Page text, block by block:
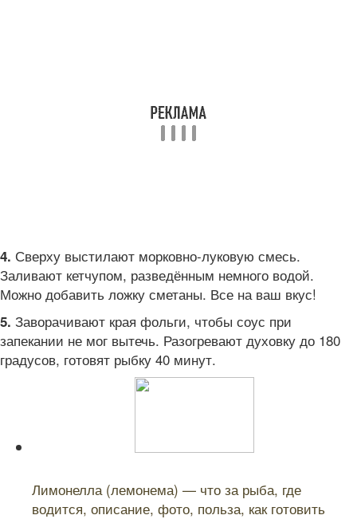
4. Сверху выстилают морковно-луковую смесь.
Заливают кетчупом, разведённым немного водой.
Можно добавить ложку сметаны. Все на ваш вкус!
5. Заворачивают края фольги, чтобы соус при
запекании не мог вытечь. Разогревают духовку до 180
градусов, готовят рыбку 40 минут.
Лимонелла (лемонема) — что за рыба, где
водится, описание, фото, польза, как готовить